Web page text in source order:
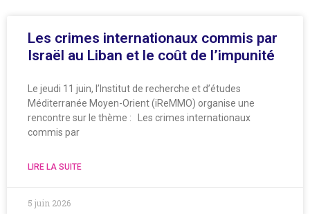
Les crimes internationaux commis par
Israël au Liban et le coût de l’impunité
Le jeudi 11 juin, l’Institut de recherche et d’études
Méditerranée Moyen-Orient (iReMMO) organise une
rencontre sur le thème : Les crimes internationaux
commis par
LIRE LA SUITE
5 juin 2026